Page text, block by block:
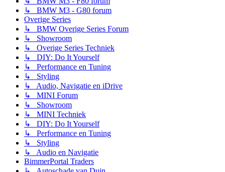
↳ BMW M3 - G80 forum
Overige Series
↳ BMW Overige Series Forum
↳ Showroom
↳ Overige Series Techniek
↳ DIY: Do It Yourself
↳ Performance en Tuning
↳ Styling
↳ Audio, Navigatie en iDrive
↳ MINI Forum
↳ Showroom
↳ MINI Techniek
↳ DIY: Do It Yourself
↳ Performance en Tuning
↳ Styling
↳ Audio en Navigatie
BimmerPortal Traders